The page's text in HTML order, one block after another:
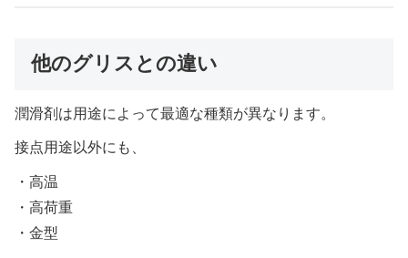
他のグリスとの違い
潤滑剤は用途によって最適な種類が異なります。
接点用途以外にも、
・高温
・高荷重
・金型